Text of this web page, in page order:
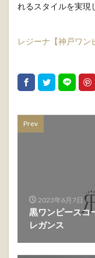
れるスタイルを実現
レジーナ【神戸ワン
Prev
2023年6月7日
黒ワンピースコ
レガンス